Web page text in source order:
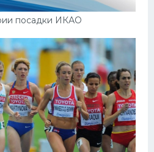
посадки ИКАО